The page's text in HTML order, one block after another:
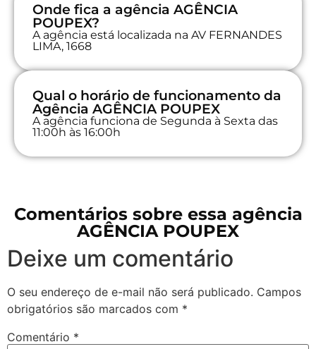
Onde fica a agência AGÊNCIA
POUPEX?
A agência está localizada na AV FERNANDES
LIMA, 1668
Qual o horário de funcionamento da
Agência AGÊNCIA POUPEX
A agência funciona de Segunda à Sexta das
11:00h às 16:00h
Comentários sobre essa agência
AGÊNCIA POUPEX
Deixe um comentário
O seu endereço de e-mail não será publicado. Campos
obrigatórios são marcados com *
Comentário *